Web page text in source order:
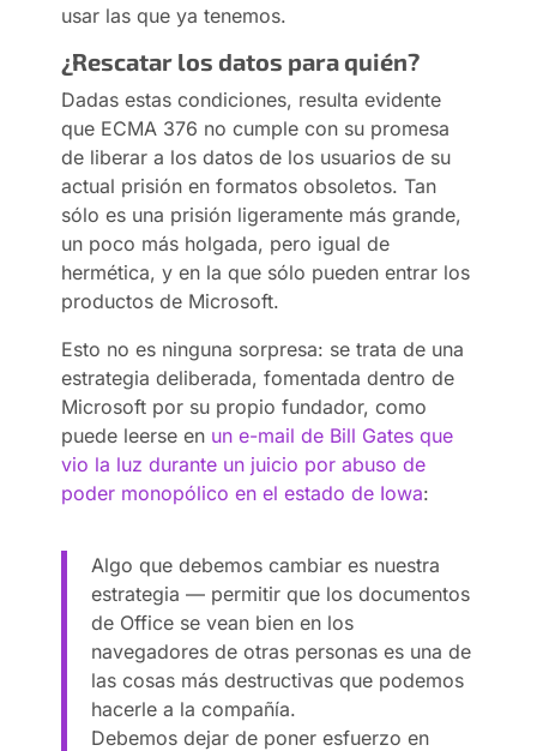
usar las que ya tenemos.
¿Rescatar los datos para quién?
Dadas estas condiciones, resulta evidente
que ECMA 376 no cumple con su promesa
de liberar a los datos de los usuarios de su
actual prisión en formatos obsoletos. Tan
sólo es una prisión ligeramente más grande,
un poco más holgada, pero igual de
hermética, y en la que sólo pueden entrar los
productos de Microsoft.
Esto no es ninguna sorpresa: se trata de una
estrategia deliberada, fomentada dentro de
Microsoft por su propio fundador, como
puede leerse en un e-mail de Bill Gates que
vio la luz durante un juicio por abuso de
poder monopólico en el estado de Iowa:
Algo que debemos cambiar es nuestra
estrategia — permitir que los documentos
de Office se vean bien en los
navegadores de otras personas es una de
las cosas más destructivas que podemos
hacerle a la compañía.
Debemos dejar de poner esfuerzo en